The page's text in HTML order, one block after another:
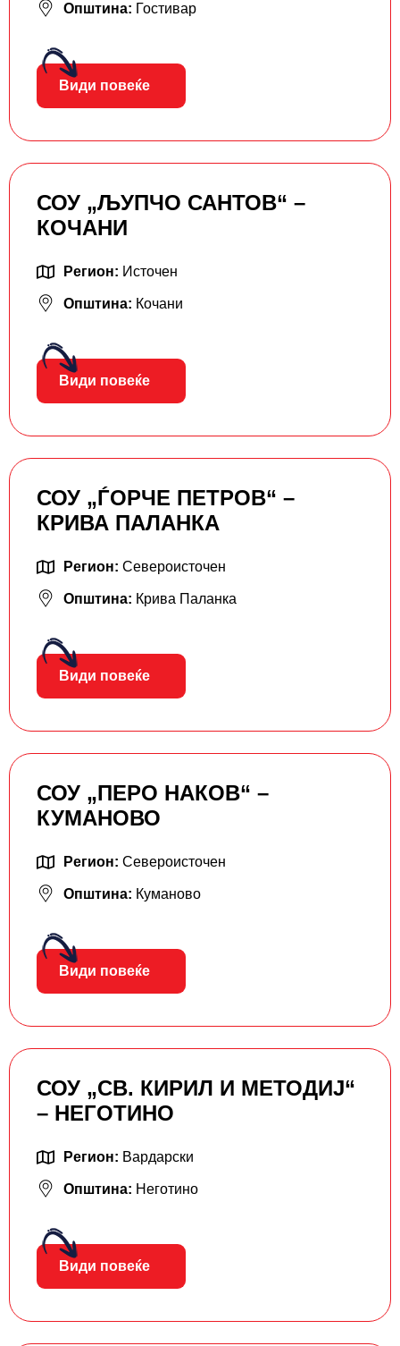
Општина: Гостивар
Види повеќе
СОУ „ЉУПЧО САНТОВ“ –
КОЧАНИ
Регион: Источен
Општина: Кочани
Види повеќе
СОУ „ЃОРЧЕ ПЕТРОВ“ –
КРИВА ПАЛАНКА
Регион: Североисточен
Општина: Крива Паланка
Види повеќе
СОУ „ПЕРО НАКОВ“ –
КУМАНОВО
Регион: Североисточен
Општина: Куманово
Види повеќе
СОУ „СВ. КИРИЛ И МЕТОДИЈ“
– НЕГОТИНО
Регион: Вардарски
Општина: Неготино
Види повеќе